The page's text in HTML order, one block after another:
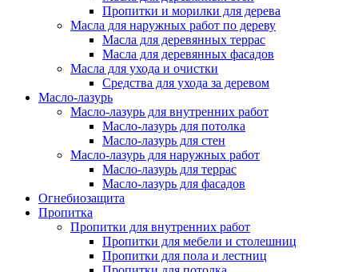
Пропитки и морилки для дерева
Масла для наружных работ по дереву
Масла для деревянных террас
Масла для деревянных фасадов
Масла для ухода и очистки
Средства для ухода за деревом
Масло-лазурь
Масло-лазурь для внутренних работ
Масло-лазурь для потолка
Масло-лазурь для стен
Масло-лазурь для наружных работ
Масло-лазурь для террас
Масло-лазурь для фасадов
Огнебиозащита
Пропитка
Пропитки для внутренних работ
Пропитки для мебели и столешниц
Пропитки для пола и лестниц